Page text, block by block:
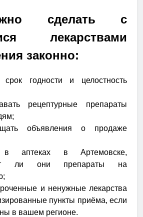
сделать с
лекарствами
законно:
срок годности и целостность
рецептурные препараты
объявления о продаже
в аптеках в Артемовске,
ли они препараты на
и ненужные лекарства
пункты приёма, если
в вашем регионе.